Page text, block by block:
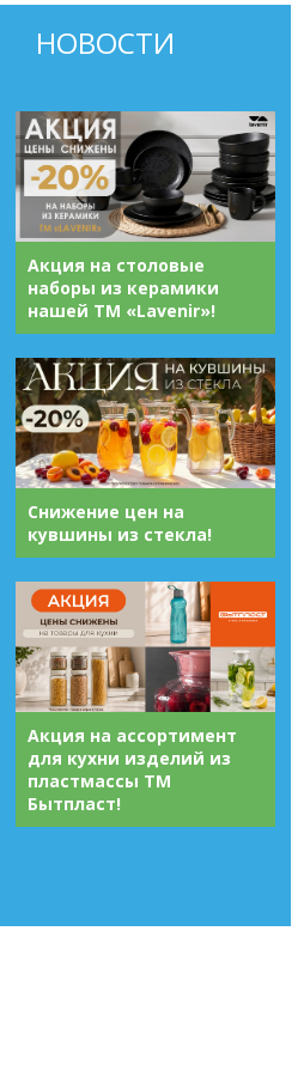
НОВОСТИ
Акция на столовые
наборы из керамики
нашей ТМ «Lavenir»!
Снижение цен на
кувшины из стекла!
Акция на ассортимент
для кухни изделий из
пластмассы ТМ
Бытпласт!